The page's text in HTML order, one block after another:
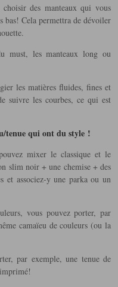
des manteaux qui vous
bas! Cela permettra de dévoiler
must, les manteaux long ou
les matières fluides, fines et
suivre les courbes, ce qui est
tenue qui ont du style !
mixer le classique et le
slim noir + une chemise + des
et associez-y une parka ou un
vous pouvez porter, par
camaïeu de couleurs (ou la
par exemple, une tenue de